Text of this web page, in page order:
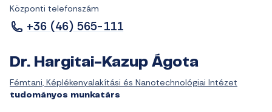
Központi telefonszám
+36 (46) 565-111
Dr. Hargitai-Kazup Ágota
Fémtani, Képlékenyalakítási és Nanotechnológiai Intézet
tudományos munkatárs